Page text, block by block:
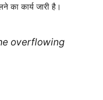
का कार्य जारी है।
overflowing